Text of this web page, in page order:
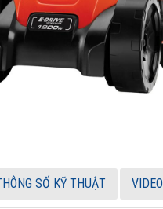
SỐ KỸ THUẬT VIDEO